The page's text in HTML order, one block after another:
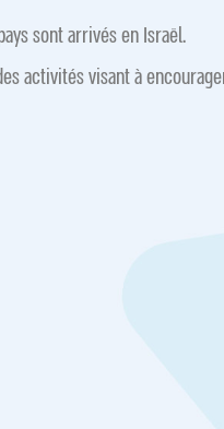
sont arrivés en Israël.
visant à